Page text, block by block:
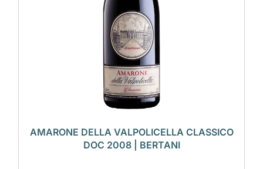
AMARONE DELLA VALPOLICELLA CLASSICO
DOC 2008 | BERTANI